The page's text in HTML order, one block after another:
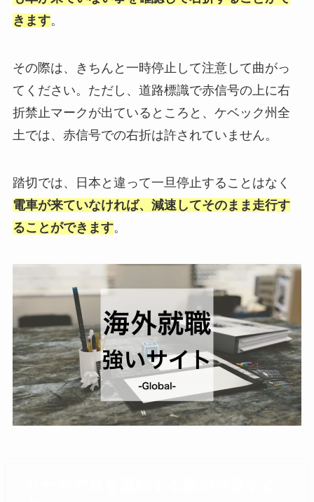
きます。
その際は、きちんと一時停止して注意して曲がっ
てください。ただし、道路標識で赤信号の上に右
折禁止マークが出ているところと、ケベック州全
土では、赤信号での右折は許されていません。
踏切では、日本と違って一旦停止することはなく
電車が来ていなければ、減速してそのまま走行す
ることができます。